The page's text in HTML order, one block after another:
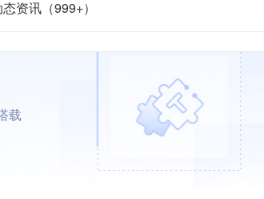
资讯（999+）
载